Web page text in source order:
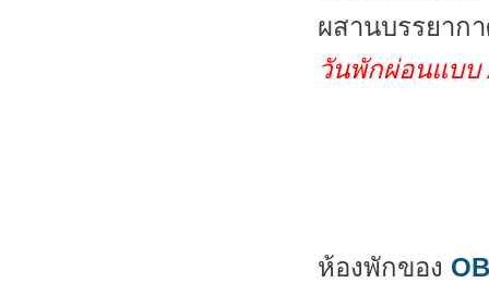
ผสานบรรยาก
วันพักผ่อนแบบ
ห้องพักของ